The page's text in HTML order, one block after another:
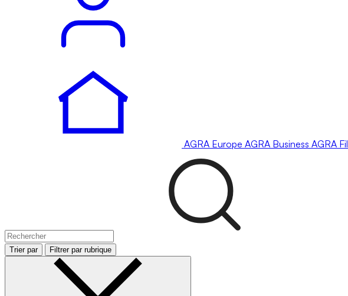
AGRA Europe AGRA Business AGRA Fil
Trier par Filtrer par rubrique